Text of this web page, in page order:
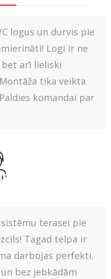
logus un durvis pie
Logi ir ne
arī lieliski
tika veikta
komandai par
terasei pie
Tagad telpa ir
darbojas perfekti.
bez jebkādām